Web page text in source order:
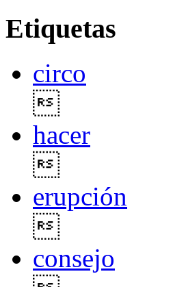
Etiquetas
circo
hacer
erupción
consejo